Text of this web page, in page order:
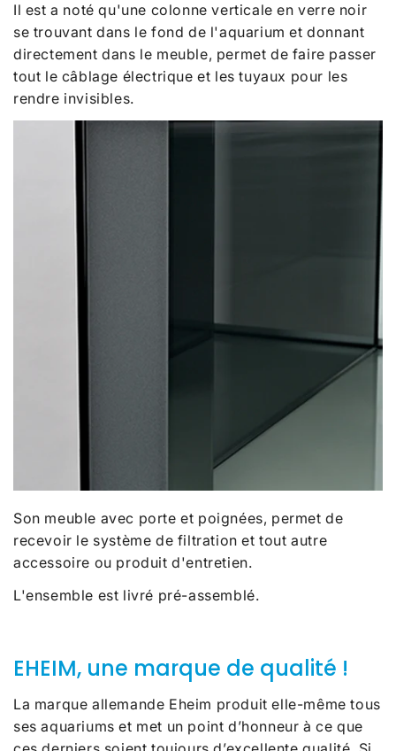
Il est a noté qu'une colonne verticale en verre noir
se trouvant dans le fond de l'aquarium et donnant
directement dans le meuble, permet de faire passer
tout le câblage électrique et les tuyaux pour les
rendre invisibles.
Son meuble avec porte et poignées, permet de
recevoir le système de filtration et tout autre
accessoire ou produit d'entretien.
L'ensemble est livré pré-assemblé.
EHEIM, une marque de qualité !
La marque allemande Eheim produit elle-même tous
ses aquariums et met un point d’honneur à ce que